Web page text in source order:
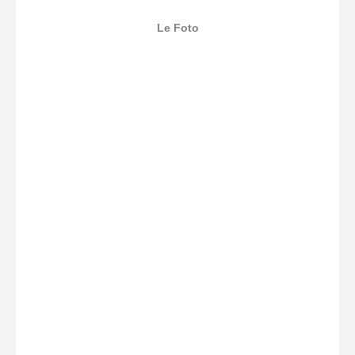
Le Foto